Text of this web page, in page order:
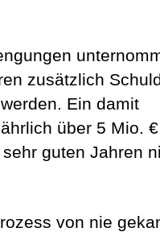
zusätzlich
Ein damit
über 5 Mio.
guten Jahren
von nie